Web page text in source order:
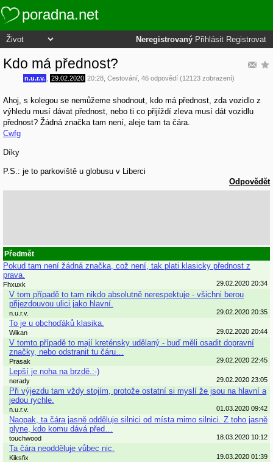
poradna.net
Neregistrovaný Přihlásit Registrovat
Kdo má přednost?
n.u.r.v. 29.02.2020 20:28 Cestování , 46 odpovědí (12123 zobrazení)
Ahoj, s kolegou se nemůžeme shodnout, kdo má přednost, zda vozidlo z
výhledu musí dávat přednost, nebo ti co přijíždí zleva musí dát vozidlu
přednost? Žádná značka tam není, aleje tam ta čára.
Cwfg
Díky
P.S.: je to parkoviště u globusu v Liberci
Odpovědět
Předmět
Pokud tam není žádná značka, což není, tak plati klasicky přednost z
prava.
Fhxuxk 29.02.2020 20:34
V tom případě to tam nikdo absolutně nerespektuje - všichni berou
přijezdouvou ulici jako hlavní.
n.u.r.v. 29.02.2020 20:35
To je u obchoďáků klasika.
Wikan 29.02.2020 20:44
V tomto případě to mají kreténsky udělaný - buď měli osadit dopravní
značky, nebo odstranit tu čáru…
Prasak 29.02.2020 22:45
Lepší je noha na brzdě.:-)
nerady 29.02.2020 23:05
Při výjezdu tam vždy stojím, protože ostatní si myslí že jsou na hlavní a
jedou rychle.
n.u.r.v. 01.03.2020 09:42
Naopak, ta čára jasně odděluje silnici od místa mimo silnici. Z toho jasně
plyne, kdo komu dává před…
touchwood 18.03.2020 10:12
Ta čára neodděluje vůbec nic.
Kiksfix 19.03.2020 01:39